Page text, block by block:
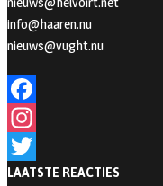
info@haaren.nu
nieuws@vught.nu
F
a
c
n
T
LAATSTE REACTIES